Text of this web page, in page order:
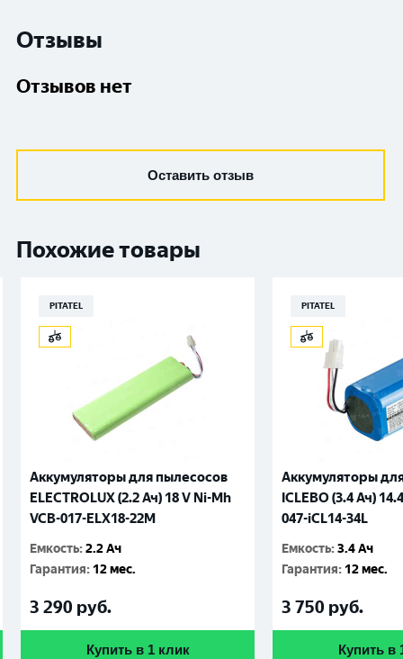
Отзывы
Отзывов нет
Оставить отзыв
Похожие товары
PITATEL
Аккумуляторы для пылесосов
ELECTROLUX (2.2 Ач) 18 V Ni-Mh
VCB-017-ELX18-22M
Емкость:2.2 Ач
Гарантия: 12 мес.
3 290 руб.
Купить в 1 клик
PITATEL
Аккумуляторы
ICLEBO (3.4 Ач)
047-iCL14-34L
Емкость:3.4 Ач
Гарантия: 12 мес.
3 750 руб.
Купить в